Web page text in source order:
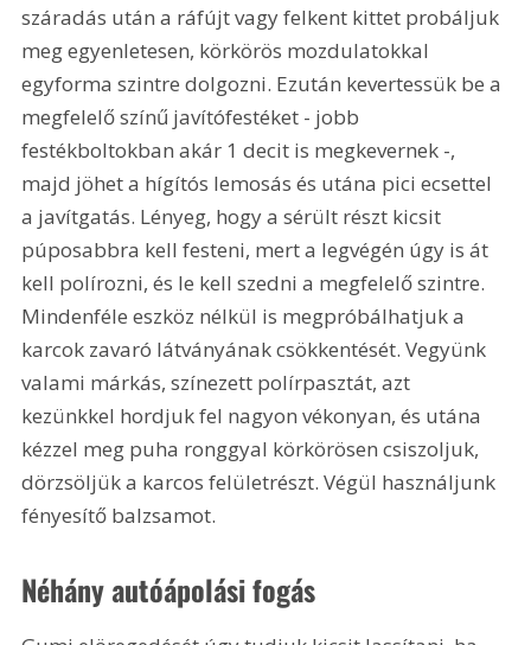
száradás után a ráfújt vagy felkent kittet probáljuk
meg egyenletesen, körkörös mozdulatokkal
egyforma szintre dolgozni. Ezután kevertessük be a
megfelelő színű javítófestéket - jobb
festékboltokban akár 1 decit is megkevernek -,
majd jöhet a hígítós lemosás és utána pici ecsettel
a javítgatás. Lényeg, hogy a sérült részt kicsit
púposabbra kell festeni, mert a legvégén úgy is át
kell polírozni, és le kell szedni a megfelelő szintre.
Mindenféle eszköz nélkül is megpróbálhatjuk a
karcok zavaró látványának csökkentését. Vegyünk
valami márkás, színezett polírpasztát, azt
kezünkkel hordjuk fel nagyon vékonyan, és utána
kézzel meg puha ronggyal körkörösen csiszoljuk,
dörzsöljük a karcos felületrészt. Végül használjunk
fényesítő balzsamot.
Néhány autóápolási fogás